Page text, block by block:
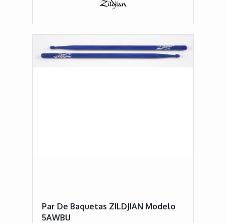
Par De Baquetas ZILDJIAN Modelo
5AWBU